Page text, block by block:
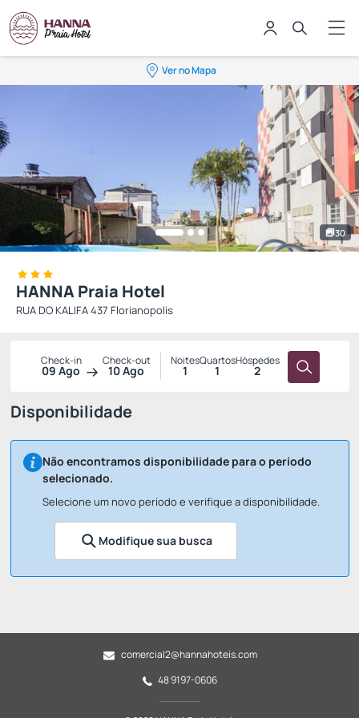
Ver no Mapa
30
HANNA Praia Hotel
RUA DO KALIFA 437 Florianopolis
Check-in
09 Ago
Check-out
10 Ago
Noites
1
Quartos
1
Hóspedes
2
Disponibilidade
Não encontramos disponibilidade para o período
selecionado.
Selecione um novo período e verifique a disponibilidade.
Modifique sua busca
comercial2@hannahoteis.com
48 9197-0606